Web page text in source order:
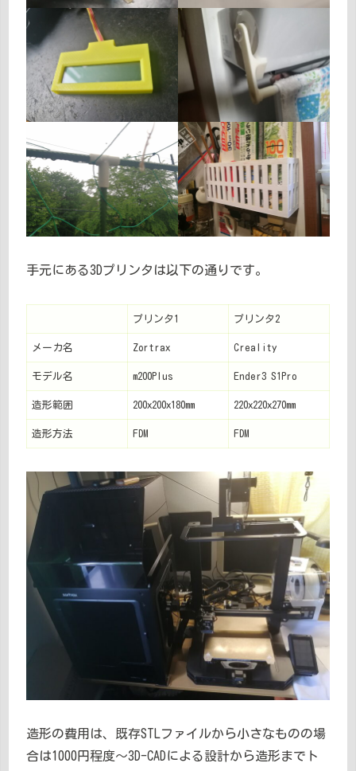
手元にある3Dプリンタは以下の通りです。
プリンタ1 プリンタ2
メーカ名 Zortrax Creality
モデル名 m200Plus Ender3 S1Pro
造形範囲 200x200x180mm 220x220x270mm
造形方法 FDM FDM
造形の費用は、既存STLファイルから小さなものの場
合は1000円程度～3D-CADによる設計から造形までト